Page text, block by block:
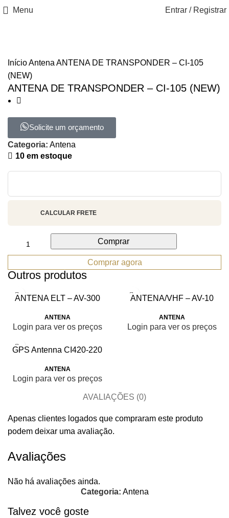
Menu Entrar / Registrar
InícioAntena ANTENA DE TRANSPONDER – CI-105
(NEW)
ANTENA DE TRANSPONDER – CI-105 (NEW)
Solicite um orçamento
Categoria: Antena
10 em estoque
CALCULAR FRETE
Comprar
Comprar agora
Outros produtos
ANTENA ELT – AV-300
ANTENA
Login para ver os preços
ANTENA/VHF – AV-10
ANTENA
Login para ver os preços
GPS Antenna CI420-220
ANTENA
Login para ver os preços
AVALIAÇÕES (0)
Avaliações
Não há avaliações ainda.
Apenas clientes logados que compraram este produto
podem deixar uma avaliação.
Categoria: Antena
Talvez você goste